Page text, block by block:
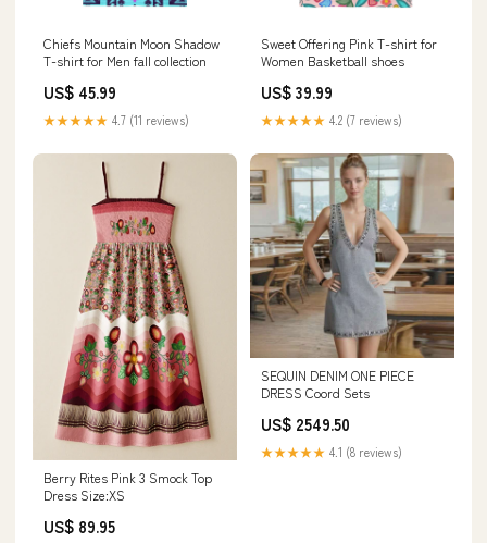
Chiefs Mountain Moon Shadow
T-shirt for Men fall collection
US$ 45.99
★★★★★ 4.7 (11 reviews)
Sweet Offering Pink T-shirt for
Women Basketball shoes
US$ 39.99
★★★★★ 4.2 (7 reviews)
Berry Rites Pink 3 Smock Top
Dress Size:XS
US$ 89.95
SEQUIN DENIM ONE PIECE
DRESS Coord Sets
US$ 2549.50
★★★★★ 4.1 (8 reviews)